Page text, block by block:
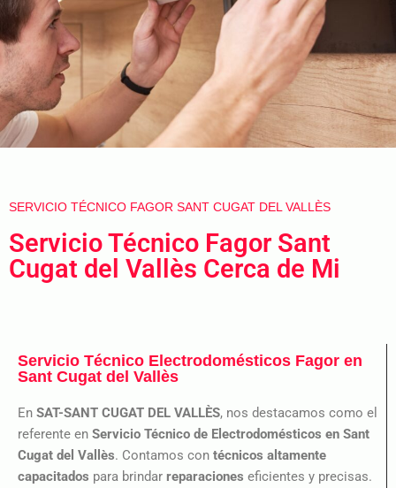
SERVICIO TÉCNICO FAGOR SANT CUGAT DEL VALLÈS
Servicio Técnico Fagor Sant
Cugat del Vallès Cerca de Mi
Servicio Técnico Electrodomésticos Fagor en
Sant Cugat del Vallès
En SAT-SANT CUGAT DEL VALLÈS, nos destacamos como el
referente en Servicio Técnico de Electrodomésticos en Sant
Cugat del Vallès. Contamos con técnicos altamente
capacitados para brindar reparaciones eficientes y precisas.